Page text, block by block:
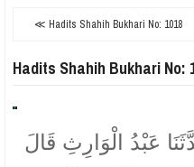
≪ Hadits Shahih Bukhari No: 1018
Hadits Shahih Bukhari No:
عَبْدُ الْوَارِثِ قَالَ